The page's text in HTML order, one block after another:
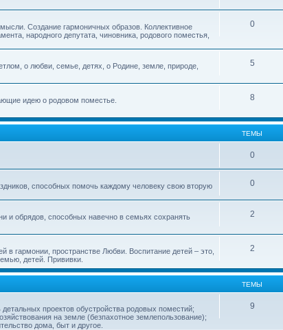
Создание гармоничных образов. Коллективное
народного депутата, чиновника, родового поместья,
0
о любви, семье, детях, о Родине, земле, природе,
5
идею о родовом поместье. 8
ТЕМЫ
0
способных помочь каждому человеку свою вторую
0
и обрядов, способных навечно в семьях сохранять
2
в гармонии, пространстве Любви. Воспитание детей – это,
детей. Прививки.
2
ТЕМЫ
проектов обустройства родовых поместий;
на земле (безпахотное землепользование);
дома, быт и другое.
9